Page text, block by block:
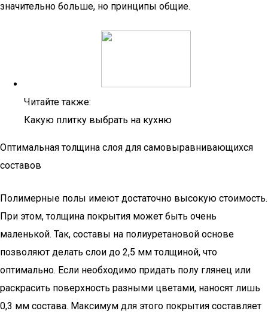
значительно больше, но принципы общие.
Читайте также:
Какую плитку выбрать на кухню
Оптимальная толщина слоя для самовыравнивающихся
составов
Полимерные полы имеют достаточно высокую стоимость.
При этом, толщина покрытия может быть очень
маленькой. Так, составы на полиуретановой основе
позволяют делать слои до 2,5 мм толщиной, что
оптимально. Если необходимо придать полу глянец или
раскрасить поверхность разными цветами, наносят лишь
0,3 мм состава. Максимум для этого покрытия составляет